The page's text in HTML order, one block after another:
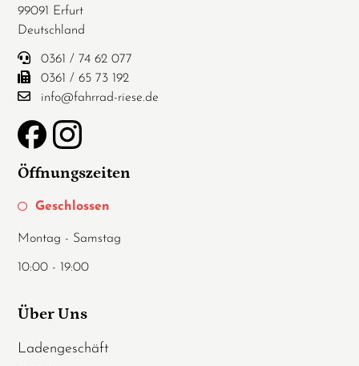
99091 Erfurt
Deutschland
0361 / 74 62 077
0361 / 65 73 192
info@fahrrad-riese.de
Öffnungszeiten
Geschlossen
Montag - Samstag
10:00 - 19:00
Über Uns
Ladengeschäft